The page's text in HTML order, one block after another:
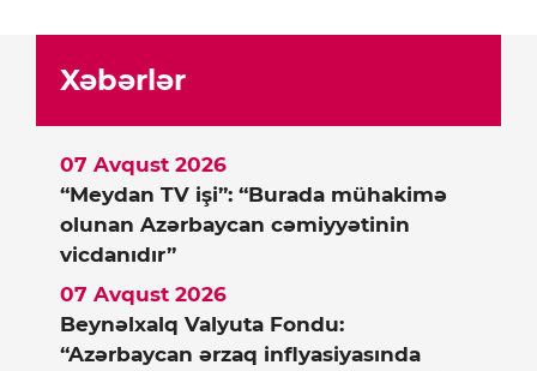
Xəbərlər
“Meydan TV işi”: “Burada mühakimə
olunan Azərbaycan cəmiyyətinin
vicdanıdır”
07 Avqust 2026
Beynəlxalq Valyuta Fondu:
“Azərbaycan ərzaq inflyasiyasında
07 Avqust 2026